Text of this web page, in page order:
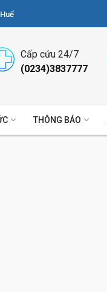
Cấp cứu 24/7
(0234)3837777
THÔNG BÁO